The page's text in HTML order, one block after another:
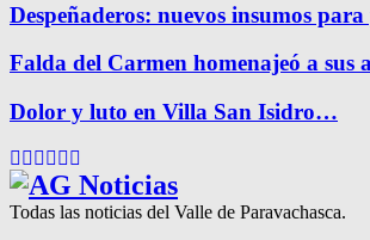
Despeñaderos: nuevos insumos
Falda del Carmen homenajeó a sus
Dolor y luto en Villa San Isidro…
Facebook
Twitter
Instagram
Pinterest
Google
Todas las noticias del Valle de Paravachasca.